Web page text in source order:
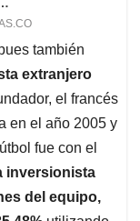
también
extranjero
el francés
en el año 2005 y
fue con el
inversionista
del equipo,